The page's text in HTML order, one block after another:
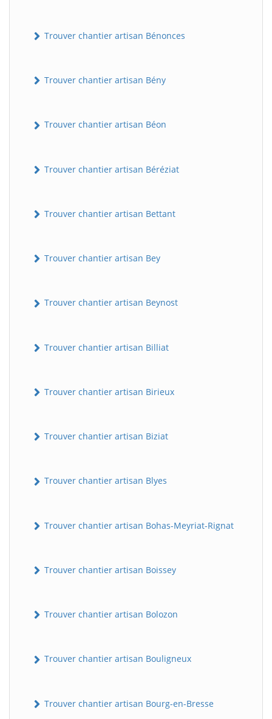
Trouver chantier artisan Bénonces
Trouver chantier artisan Bény
Trouver chantier artisan Béon
Trouver chantier artisan Béréziat
Trouver chantier artisan Bettant
Trouver chantier artisan Bey
Trouver chantier artisan Beynost
Trouver chantier artisan Billiat
Trouver chantier artisan Birieux
Trouver chantier artisan Biziat
Trouver chantier artisan Blyes
Trouver chantier artisan Bohas-Meyriat-Rignat
Trouver chantier artisan Boissey
Trouver chantier artisan Bolozon
Trouver chantier artisan Bouligneux
Trouver chantier artisan Bourg-en-Bresse